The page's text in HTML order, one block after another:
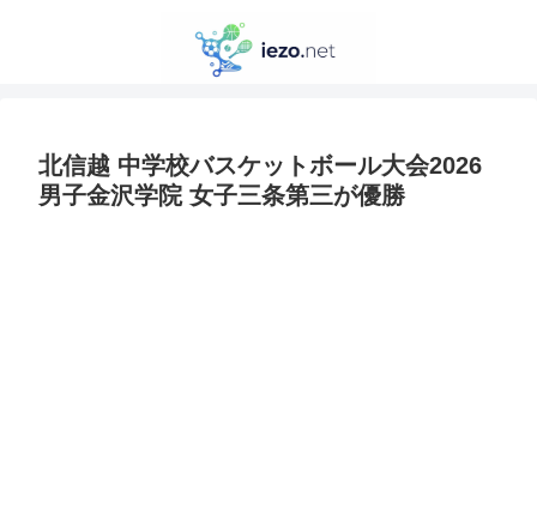
北信越 中学校バスケットボール大会2026
男子金沢学院 女子三条第三が優勝